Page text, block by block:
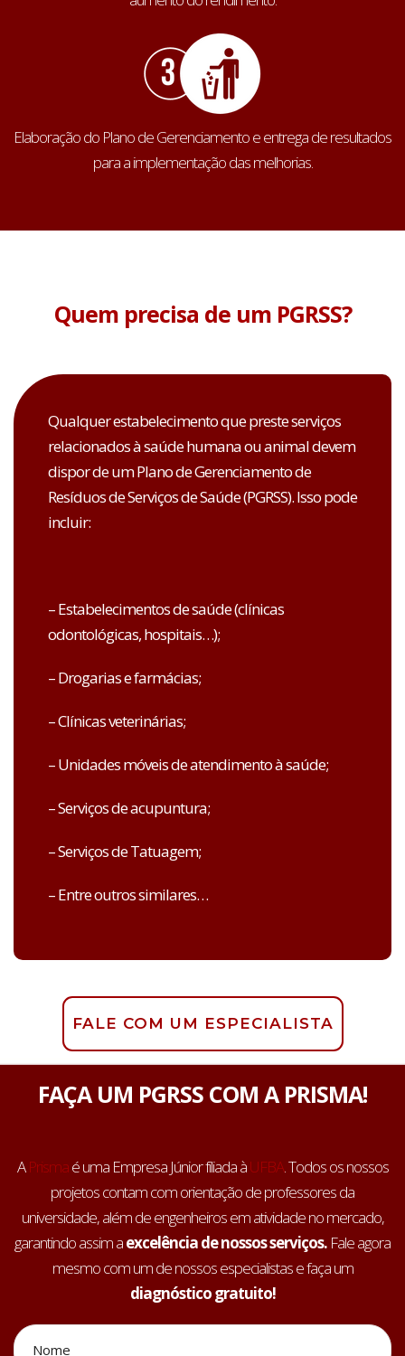
Elaboração do Plano de Gerenciamento e entrega de resultados
para a implementação das melhorias.
Quem precisa de um PGRSS?
Qualquer estabelecimento que preste serviços
relacionados à saúde humana ou animal devem
dispor de um Plano de Gerenciamento de
Resíduos de Serviços de Saúde (PGRSS). Isso pode
incluir:
– Estabelecimentos de saúde (clínicas
odontológicas, hospitais…);
– Drogarias e farmácias;
– Clínicas veterinárias;
– Unidades móveis de atendimento à saúde;
– Serviços de acupuntura;
– Serviços de Tatuagem;
– Entre outros similares…
FALE COM UM ESPECIALISTA
FAÇA UM PGRSS COM A PRISMA!
APrismaé uma Empresa Júnior filiada àUFBA. Todos os nossos
projetos contam com orientação de professores da
universidade, além de engenheiros em atividade no mercado,
garantindo assim aexcelência de nossos serviços. Fale agora
mesmo com um de nossos especialistas e faça um
diagnóstico gratuito!
Nome